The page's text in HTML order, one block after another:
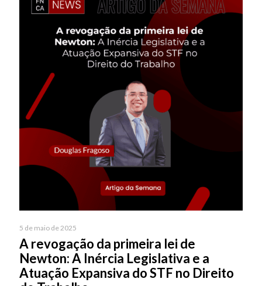
5 de maio de 2025
A revogação da primeira lei de
Newton: A Inércia Legislativa e a
Atuação Expansiva do STF no Direito